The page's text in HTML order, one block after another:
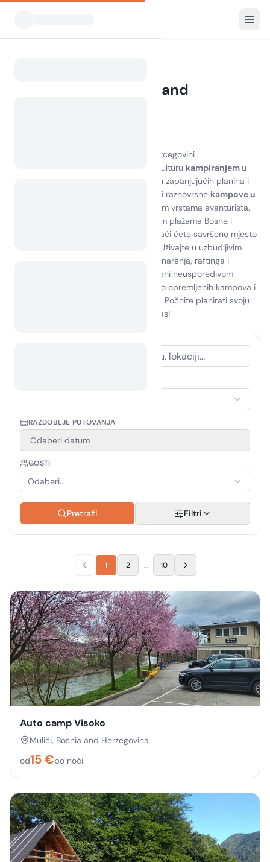
Kampiranje Bosnia and
Otkrijte ljepotu kampiranja u Bosni i Hercegovini
Doživite zadivljujuće krajolike i bogatu kulturu kampiranjem u
. Smještena između zapanjujućih planina i
mirnih rijeka, ova skrivena ljepotica nudi raznovrsne kampove u
koji odgovaraju svim vrstama avanturista.
Bilo da više volite kampiranje na otočnim plažama Bosne i
Hercegovine ili u bujnim šumama, pronaći ćete savršeno mjesto
za opuštanje i povezivanje s prirodom. Uživajte u uzbudljivim
aktivnostima na otvorenom poput planinarenja, raftinga i
istraživanja lokalnih atrakcija, sve okruženi neusporedivom
ljepotom regije. Prigrlite udobnost dobro opremljenih kampova i
uronite u toplu gostoljubivost mještana. Počnite planirati svoju
nezaboravnu avanturu kampiranja danas!
RAZDOBLJE PUTOVANJA
Odaberi datum
GOSTI
Odaberi...
Pretraži Filtri
1 2 … 10
Auto camp Visoko
Mulići, Bosnia and Herzegovina
od15€po noći